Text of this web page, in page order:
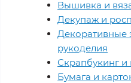
Вышивка и
Декупаж и
Декоративные
рукоделия
Скрапбукинг
Бумага и